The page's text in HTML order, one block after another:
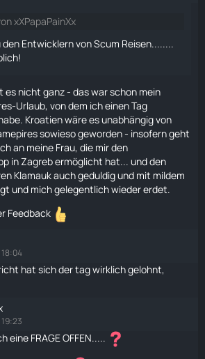
xXPapaPainXx
den Entwicklern von Scum Reisen........
es nicht ganz - das war schon mein
Urlaub, von dem ich einen Tag
Kroatien wäre es unabhängig von
sowieso geworden - insofern geht
an meine Frau, die mir den
in Zagreb ermöglicht hat... und den
Klamauk auch geduldig und mit mildem
und mich gelegentlich wieder erdet.
Feedback
hat sich der tag wirklich gelohnt,
eine FRAGE OFFEN.....